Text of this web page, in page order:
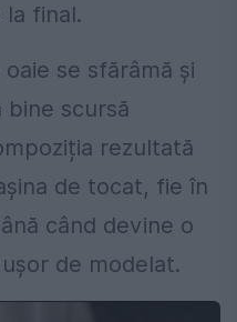
final.
se sfărâmă și
bine scursă
rezultată
de tocat, fie în
când devine o
de modelat.